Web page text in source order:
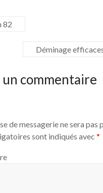
82
Déminage
un commentaire
de messagerie ne sera pas
sont indiqués avec *